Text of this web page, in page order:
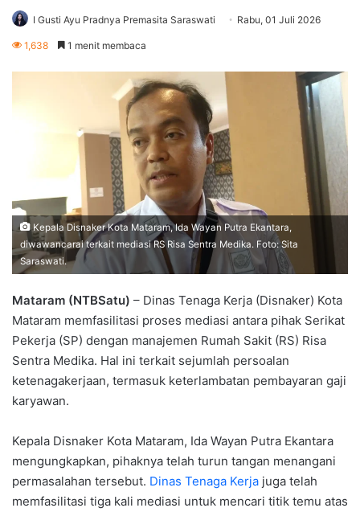
I Gusti Ayu Pradnya Premasita Saraswati Rabu, 01 Juli 2026
1,638 1 menit membaca
Kepala Disnaker Kota Mataram, Ida Wayan Putra Ekantara,
diwawancarai terkait mediasi RS Risa Sentra Medika. Foto: Sita
Saraswati.
Mataram (NTBSatu) – Dinas Tenaga Kerja (Disnaker) Kota
Mataram memfasilitasi proses mediasi antara pihak Serikat
Pekerja (SP) dengan manajemen Rumah Sakit (RS) Risa
Sentra Medika. Hal ini terkait sejumlah persoalan
ketenagakerjaan, termasuk keterlambatan pembayaran gaji
karyawan.
Kepala Disnaker Kota Mataram, Ida Wayan Putra Ekantara
mengungkapkan, pihaknya telah turun tangan menangani
permasalahan tersebut. Dinas Tenaga Kerja juga telah
memfasilitasi tiga kali mediasi untuk mencari titik temu atas